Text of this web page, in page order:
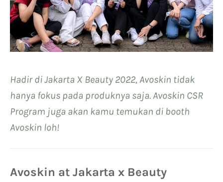
Hadir di Jakarta X Beauty 2022, Avoskin tidak
hanya fokus pada produknya saja. Avoskin CSR
Program juga akan kamu temukan di booth
Avoskin loh!
Avoskin at Jakarta x Beauty